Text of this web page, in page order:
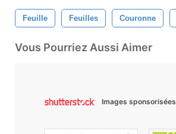
Feuille Feuilles Couronne
Vous Pourriez Aussi Aimer
Images sponsorisées